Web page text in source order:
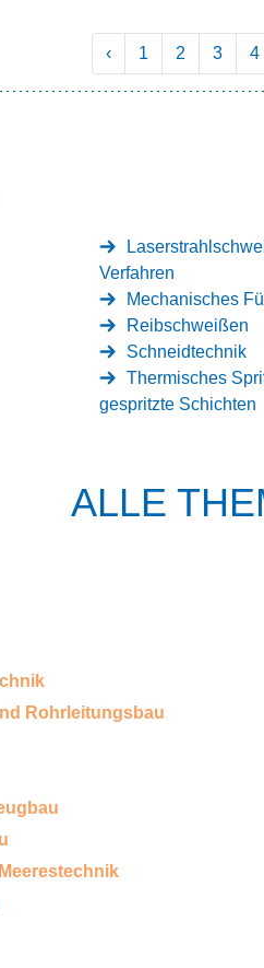
‹ 1 2 3 4
Verfahren
Mechanisches
Reibschweißen
Schneidtechnik
Thermisches
gespritzte Schichten
ALLE
Rohrleitungsbau